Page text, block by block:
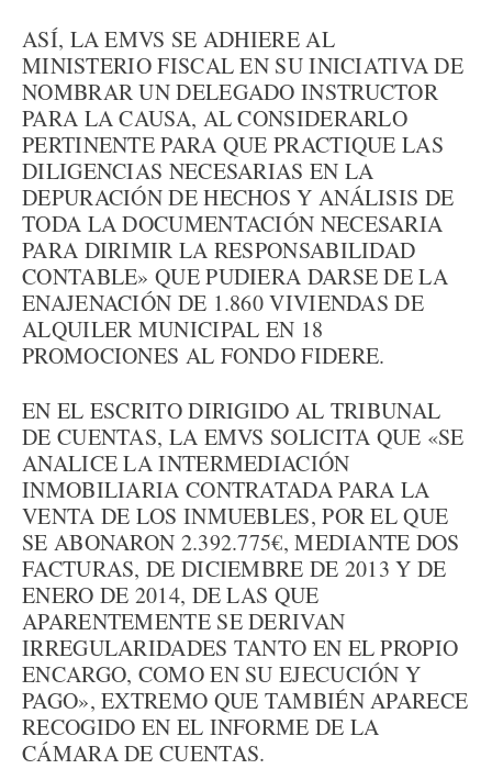
ASÍ, LA EMVS SE ADHIERE AL
MINISTERIO FISCAL EN SU INICIATIVA DE
NOMBRAR UN DELEGADO INSTRUCTOR
PARA LA CAUSA, AL CONSIDERARLO
PERTINENTE PARA QUE PRACTIQUE LAS
DILIGENCIAS NECESARIAS EN LA
DEPURACIÓN DE HECHOS Y ANÁLISIS DE
TODA LA DOCUMENTACIÓN NECESARIA
PARA DIRIMIR LA RESPONSABILIDAD
CONTABLE» QUE PUDIERA DARSE DE LA
ENAJENACIÓN DE 1.860 VIVIENDAS DE
ALQUILER MUNICIPAL EN 18
PROMOCIONES AL FONDO FIDERE.
EN EL ESCRITO DIRIGIDO AL TRIBUNAL
DE CUENTAS, LA EMVS SOLICITA QUE «SE
ANALICE LA INTERMEDIACIÓN
INMOBILIARIA CONTRATADA PARA LA
VENTA DE LOS INMUEBLES, POR EL QUE
SE ABONARON 2.392.775€, MEDIANTE DOS
FACTURAS, DE DICIEMBRE DE 2013 Y DE
ENERO DE 2014, DE LAS QUE
APARENTEMENTE SE DERIVAN
IRREGULARIDADES TANTO EN EL PROPIO
ENCARGO, COMO EN SU EJECUCIÓN Y
PAGO», EXTREMO QUE TAMBIÉN APARECE
RECOGIDO EN EL INFORME DE LA
CÁMARA DE CUENTAS.